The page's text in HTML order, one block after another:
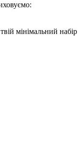
мінімальний набір